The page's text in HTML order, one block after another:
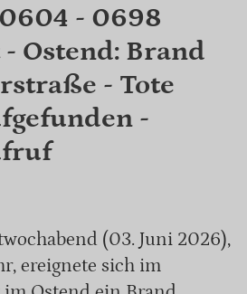
- 0698
Ostend: Brand
- Tote
-
(03. Juni 2026),
ereignete sich im